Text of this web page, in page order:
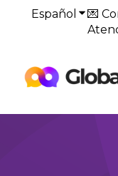
Español
💌